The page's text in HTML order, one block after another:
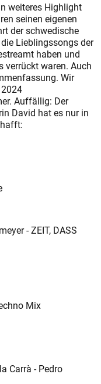
weiteres Highlight
seinen eigenen
der schwedische
Lieblingssongs der
haben und
verrückt waren. Auch
Wir
Auffällig: Der
David hat es nur in
- ZEIT, DASS
Mix
Carrà - Pedro